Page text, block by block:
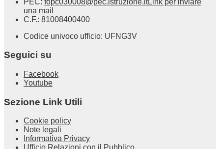
una mail
C.F.: 81008400400
Codice univoco ufficio: UFNG3V
Seguici su
Facebook
Youtube
Sezione Link Utili
Cookie policy
Note legali
Informativa Privacy